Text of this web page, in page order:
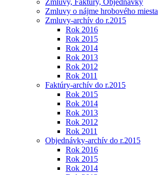
Zmluvy, Faktúry, Objednávky
Zmluvy o nájme hrobového miesta
Zmluvy-archív do r.2015
Rok 2016
Rok 2015
Rok 2014
Rok 2013
Rok 2012
Rok 2011
Faktúry-archív do r.2015
Rok 2015
Rok 2014
Rok 2013
Rok 2012
Rok 2011
Objednávky-archív do r.2015
Rok 2016
Rok 2015
Rok 2014